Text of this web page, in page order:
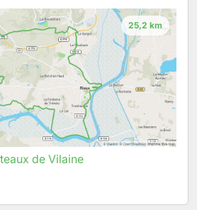
25,2 km
de Vilaine